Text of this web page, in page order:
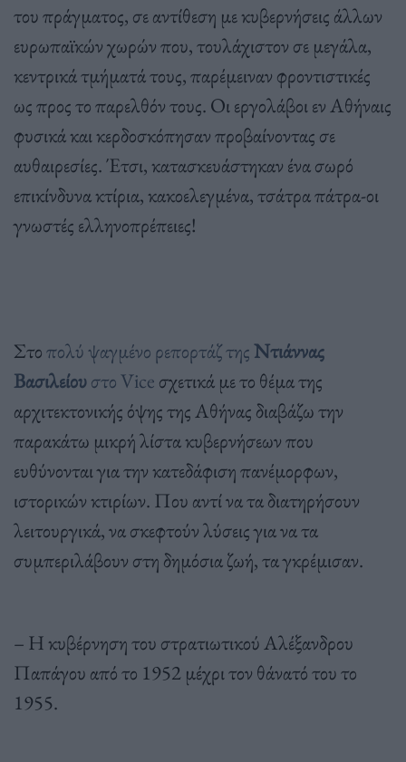
του πράγματος, σε αντίθεση με κυβερνήσεις άλλων
ευρωπαϊκών χωρών που, τουλάχιστον σε μεγάλα,
κεντρικά τμήματά τους, παρέμειναν φροντιστικές
ως προς το παρελθόν τους. Οι εργολάβοι εν Αθήναις
φυσικά και κερδοσκόπησαν προβαίνοντας σε
αυθαιρεσίες. Έτσι, κατασκευάστηκαν ένα σωρό
επικίνδυνα κτίρια, κακοελεγμένα, τσάτρα πάτρα-οι
γνωστές ελληνοπρέπειες!
Στοπολύ ψαγμένο ρεπορτάζ τηςΝτιάννας
Βασιλείουστο Vice σχετικά με το θέμα της
αρχιτεκτονικής όψης της Αθήνας διαβάζω την
παρακάτω μικρή λίστα κυβερνήσεων που
ευθύνονται για την κατεδάφιση πανέμορφων,
ιστορικών κτιρίων. Που αντί να τα διατηρήσουν
λειτουργικά, να σκεφτούν λύσεις για να τα
συμπεριλάβουν στη δημόσια ζωή, τα γκρέμισαν.
– Η κυβέρνηση του στρατιωτικού Αλέξανδρου
Παπάγου από το 1952 μέχρι τον θάνατό του το
1955.